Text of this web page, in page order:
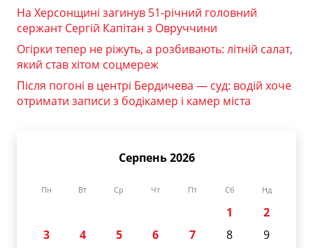
На Херсонщині загинув 51-річний головний
сержант Сергій Капітан з Овруччини
Огірки тепер не ріжуть, а розбивають: літній салат,
який став хітом соцмереж
Після погоні в центрі Бердичева — суд: водій хоче
отримати записи з бодікамер і камер міста
Серпень 2026
Пн Вт Ср Чт Пт Сб Нд
1
2
3
4 5 6 7 8
9